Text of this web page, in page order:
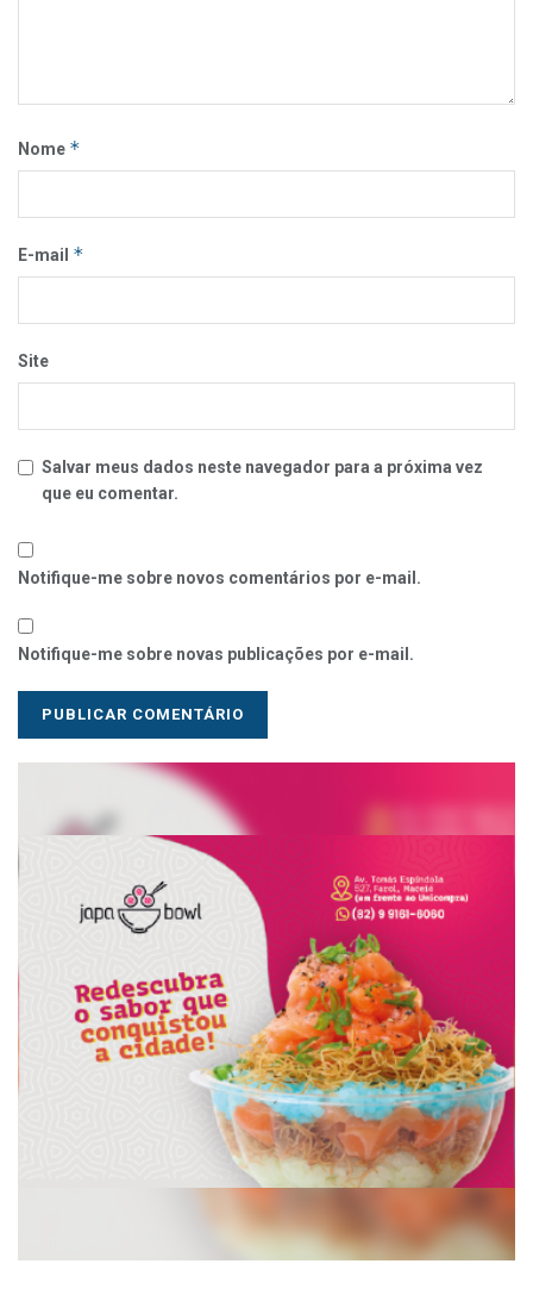
Nome *
E-mail *
Site
Salvar meus dados neste navegador para a próxima vez
que eu comentar.
Notifique-me sobre novos comentários por e-mail.
Notifique-me sobre novas publicações por e-mail.